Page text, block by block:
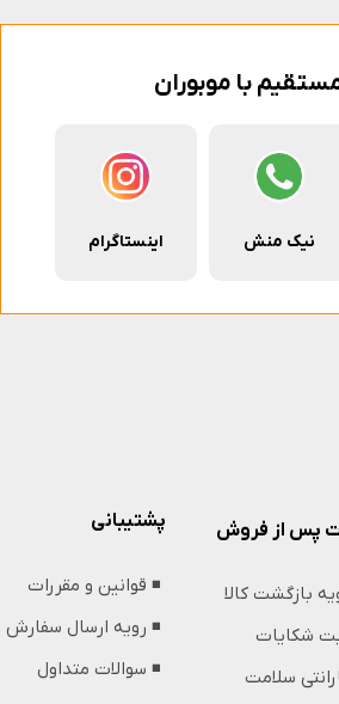
مستقیم با موبوران
نیک منش اینستاگرام
پشتیبانی
◾️ قوانین و مقررات
◾️ رویه ارسال سفارش
◾️ سوالات متداول
پس از فروش
بازگشت کالا
شکایات
سلامت